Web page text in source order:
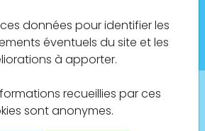
S GLASS à Pont à Thann
(68) !
des actualités
données pour identifier les
éventuels du site et les
à apporter.
recueillies par ces
sont anonymes.